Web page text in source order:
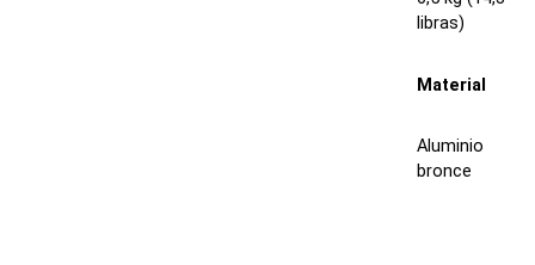
libras)
Material
Aluminio
bronce